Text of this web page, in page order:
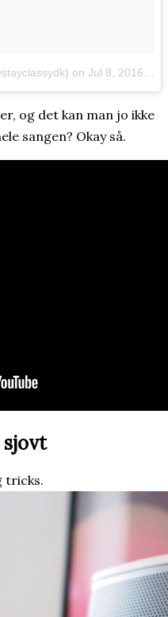
on Jul 8, 2016 at 7:15am PDT
og det kan man jo ikke
sangen? Okay så.
sjovt
tricks.